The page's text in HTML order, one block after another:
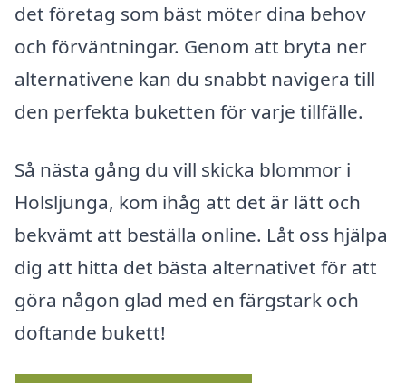
det företag som bäst möter dina behov
och förväntningar. Genom att bryta ner
alternativene kan du snabbt navigera till
den perfekta buketten för varje tillfälle.
Så nästa gång du vill skicka blommor i
Holsljunga, kom ihåg att det är lätt och
bekvämt att beställa online. Låt oss hjälpa
dig att hitta det bästa alternativet för att
göra någon glad med en färgstark och
doftande bukett!